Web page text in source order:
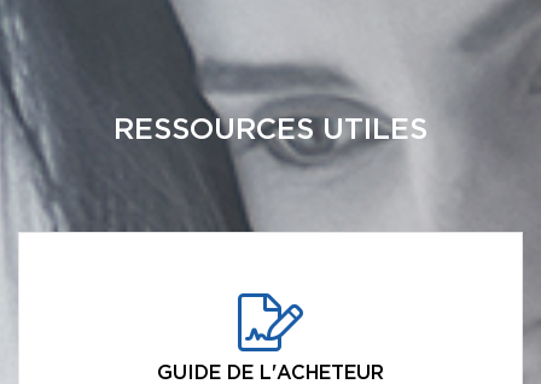
RESSOURCES UTILES
GUIDE DE L'ACHETEUR